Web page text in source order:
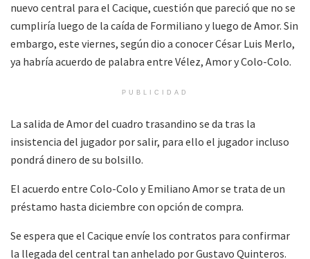
nuevo central para el Cacique, cuestión que pareció que no se
cumpliría luego de la caída de Formiliano y luego de Amor. Sin
embargo, este viernes, según dio a conocer César Luis Merlo,
ya habría acuerdo de palabra entre Vélez, Amor y Colo-Colo.
PUBLICIDAD
La salida de Amor del cuadro trasandino se da tras la
insistencia del jugador por salir, para ello el jugador incluso
pondrá dinero de su bolsillo.
El acuerdo entre Colo-Colo y Emiliano Amor se trata de un
préstamo hasta diciembre con opción de compra.
Se espera que el Cacique envíe los contratos para confirmar
la llegada del central tan anhelado por Gustavo Quinteros.